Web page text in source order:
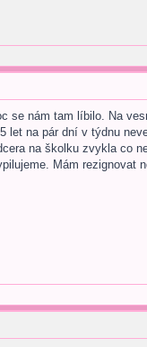
nám tam líbilo. Na
na pár dní v týdnu
na školku zvykla co
Mám rezignovat